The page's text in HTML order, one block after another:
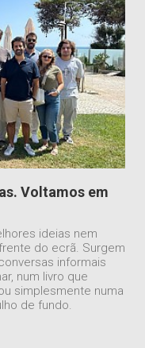
Voltamos em
ideias nem
do ecrã. Surgem
informais
num livro que
simplesmente numa
de fundo.